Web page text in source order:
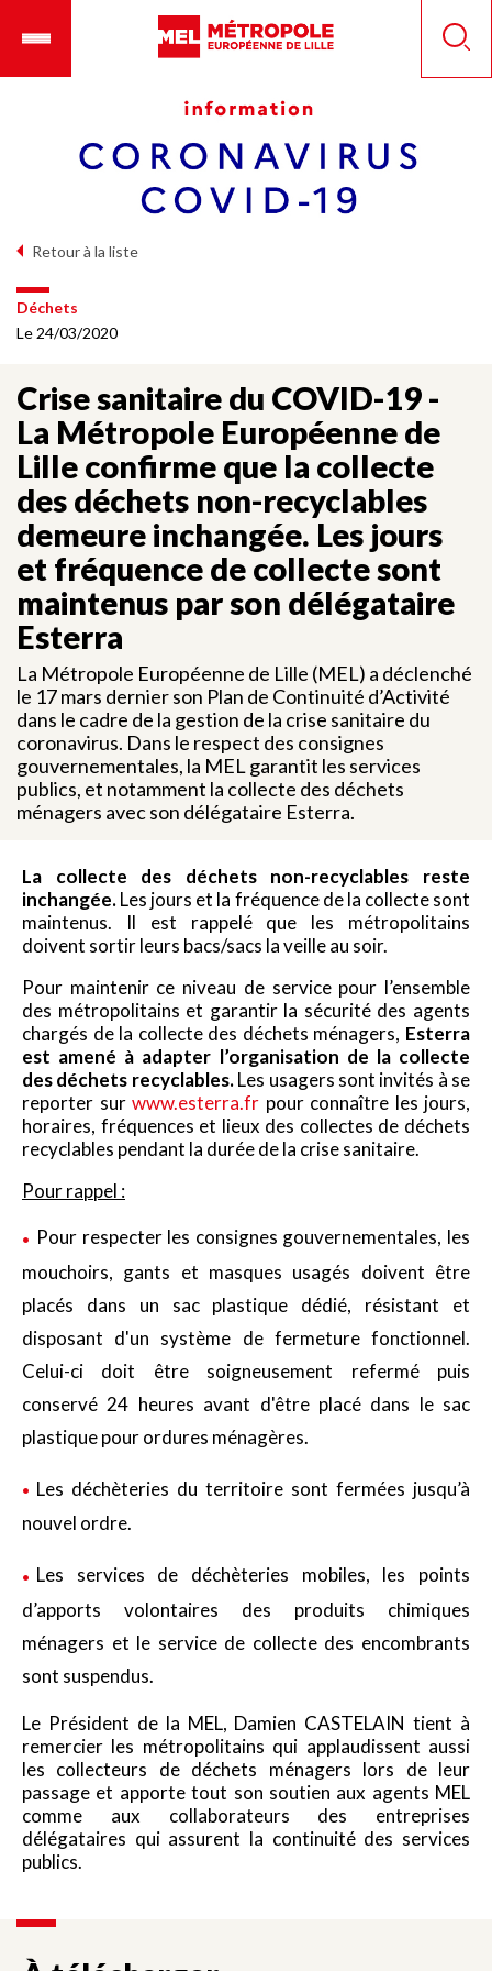
principal
mobile
Retour à la liste
Déchets
Le 24/03/2020
Crise sanitaire du COVID-19 -
La Métropole Européenne de
Lille confirme que la collecte
des déchets non-recyclables
demeure inchangée. Les jours
et fréquence de collecte sont
maintenus par son délégataire
Esterra
La Métropole Européenne de Lille (MEL) a déclenché
le 17 mars dernier son Plan de Continuité d’Activité
dans le cadre de la gestion de la crise sanitaire du
coronavirus. Dans le respect des consignes
gouvernementales, la MEL garantit les services
publics, et notamment la collecte des déchets
ménagers avec son délégataire Esterra.
La collecte des déchets non-recyclables reste
inchangée.Les jours et la fréquence de la collecte sont
maintenus. Il est rappelé que les métropolitains
doivent sortir leurs bacs/sacs la veille au soir.
Pour maintenir ce niveau de service pour l’ensemble
des métropolitains et garantir la sécurité des agents
chargés de la collecte des déchets ménagers, Esterra
est amené à adapter l’organisation de la collecte
des déchets recyclables.Les usagers sont invités à se
reporter sur www.esterra.fr pour connaître les jours,
horaires, fréquences et lieux des collectes de déchets
recyclables pendant la durée de la crise sanitaire.
Pour rappel :
Pour respecter les consignes gouvernementales, les
mouchoirs, gants et masques usagés doivent être
placés dans un sac plastique dédié, résistant et
disposant d'un système de fermeture fonctionnel.
Celui-ci doit être soigneusement refermé puis
conservé 24 heures avant d'être placé dans le sac
plastique pour ordures ménagères.
Les déchèteries du territoire sont fermées jusqu’à
nouvel ordre.
Les services de déchèteries mobiles, les points
d’apports volontaires des produits chimiques
ménagers et le service de collecte des encombrants
sont suspendus.
Le Président de la MEL, Damien CASTELAIN tient à
remercier les métropolitains qui applaudissent aussi
les collecteurs de déchets ménagers lors de leur
passage et apporte tout son soutien aux agents MEL
comme aux collaborateurs des entreprises
délégataires qui assurent la continuité des services
publics.
Panneau de gestion des cookies